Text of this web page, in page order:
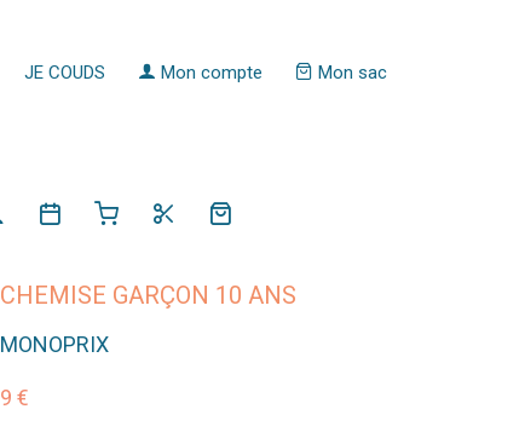
JE COUDS Mon compte Mon sac
CHEMISE GARÇON 10 ANS
MONOPRIX
9 €